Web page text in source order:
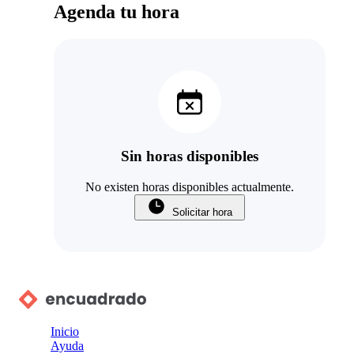
Agenda tu hora
Sin horas disponibles
No existen horas disponibles actualmente.
Solicitar hora
Inicio
Ayuda